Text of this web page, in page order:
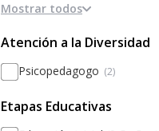
Femenino
Diferenciado por sexos
Mostrar todos
Atención a la Diversidad
Psicopedagogo (2)
Etapas Educativas